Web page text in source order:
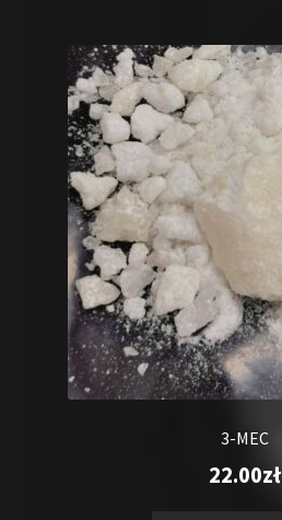
3-MEC
22.00zł